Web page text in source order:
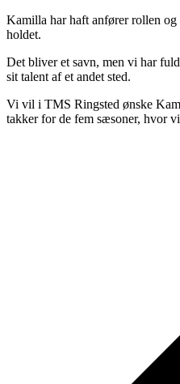
Kamilla har haft anfører rollen
holdet.
Det bliver et savn, men vi har
sit talent af et andet sted.
Vi vil i TMS Ringsted ønske
takker for de fem sæsoner, hvor